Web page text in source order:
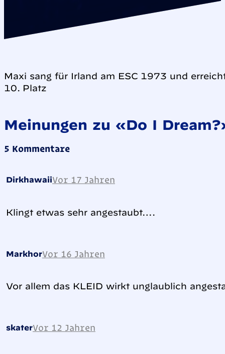
Maxi sang für Irland am ESC 1973 und
10. Platz
Meinungen zu «Do I
5 Kommentare
DirkhawaiiVor 17 Jahren
Klingt etwas sehr angestaubt….
MarkhorVor 16 Jahren
Vor allem das KLEID wirkt unglaublich
skaterVor 12 Jahren